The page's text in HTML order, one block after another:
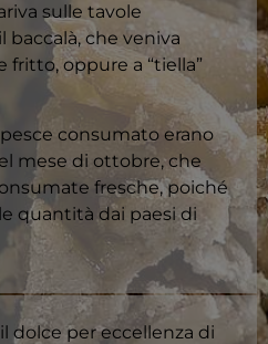
sulle tavole
baccalà, che veniva
fritto, oppure a “tiella”
pesce consumato erano
mese di ottobre, che
fresche, poiché
quantità dai paesi di
dolce per eccellenza di